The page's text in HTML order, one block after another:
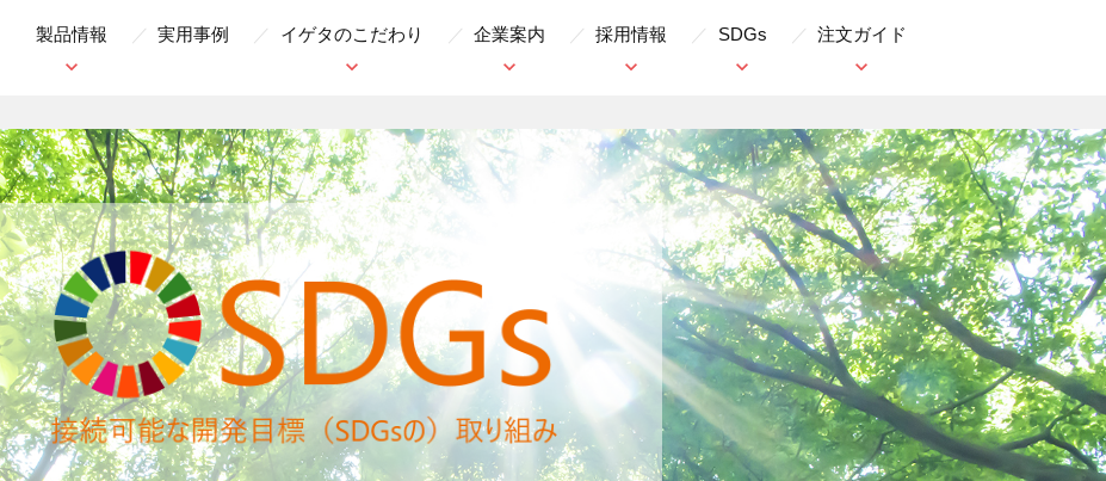
製品情報 実用事例 イゲタのこだわり 企業案内 採用情報 SDGs 注文ガイド